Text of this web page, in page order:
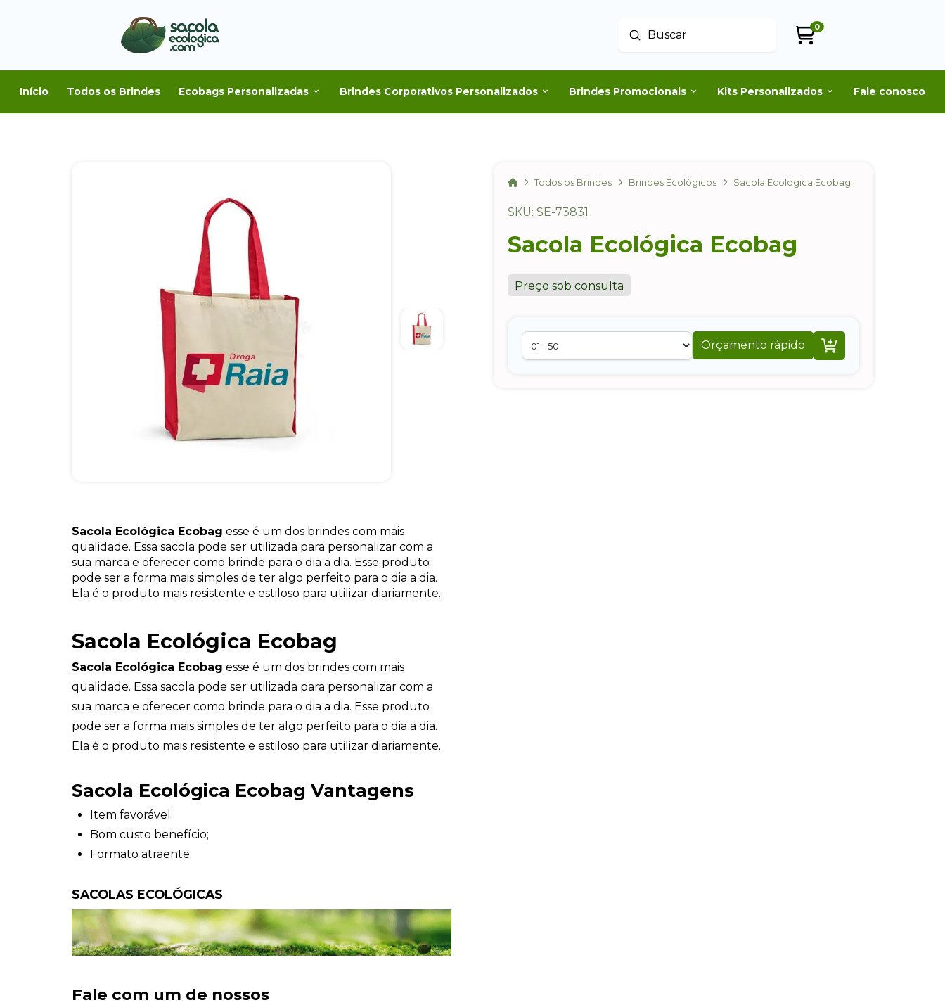
Buscar
Enviar
0
Início Todos os Brindes Ecobags Personalizadas Brindes Corporativos Personalizados Brindes Promocionais Kits Personalizados Fale conosco
HomeTodos os Brindes Brindes Ecológicos Sacola Ecológica Ecobag
SKU: SE-73831
Sacola Ecológica Ecobag
Preço sob consulta
Orçamento rápido 
Sacola Ecológica Ecobag esse é um dos brindes com mais
qualidade. Essa sacola pode ser utilizada para personalizar com a
sua marca e oferecer como brinde para o dia a dia. Esse produto
pode ser a forma mais simples de ter algo perfeito para o dia a dia.
Ela é o produto mais resistente e estiloso para utilizar diariamente.
Sacola Ecológica Ecobag
Sacola Ecológica Ecobag esse é um dos brindes com mais
qualidade. Essa sacola pode ser utilizada para personalizar com a
sua marca e oferecer como brinde para o dia a dia. Esse produto
pode ser a forma mais simples de ter algo perfeito para o dia a dia.
Ela é o produto mais resistente e estiloso para utilizar diariamente.
Sacola Ecológica Ecobag Vantagens
Item favorável;
Bom custo benefício;
Formato atraente;
SACOLAS ECOLÓGICAS
Fale com um de nossos
online